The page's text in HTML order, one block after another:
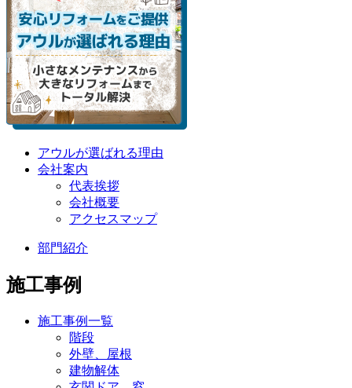
アウルが選ばれる理由
会社案内
代表挨拶
会社概要
アクセスマップ
部門紹介
施工事例
施工事例一覧
階段
外壁、屋根
建物解体